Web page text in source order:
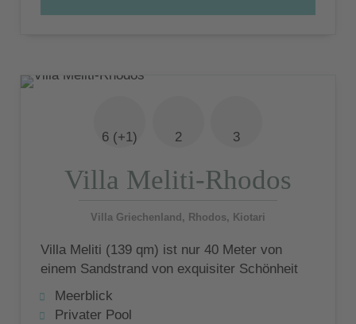
6 (+1) 2 3
Villa Meliti-Rhodos
Villa Griechenland, Rhodos, Kiotari
Villa Meliti (139 qm) ist nur 40 Meter von
einem Sandstrand von exquisiter Schönheit
entfernt und Teil eines exklusiven
Villenkomplexes
Meerblick
Privater Pool